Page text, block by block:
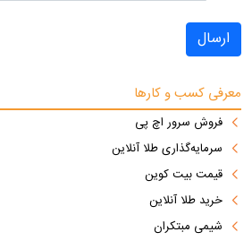
ارسال
معرفی کسب و کارها
فروش سرور اچ پی
سرمایه‌گذاری طلا آنلاین
قیمت بیت کوین
خرید طلا آنلاین
شیمی مبتکران